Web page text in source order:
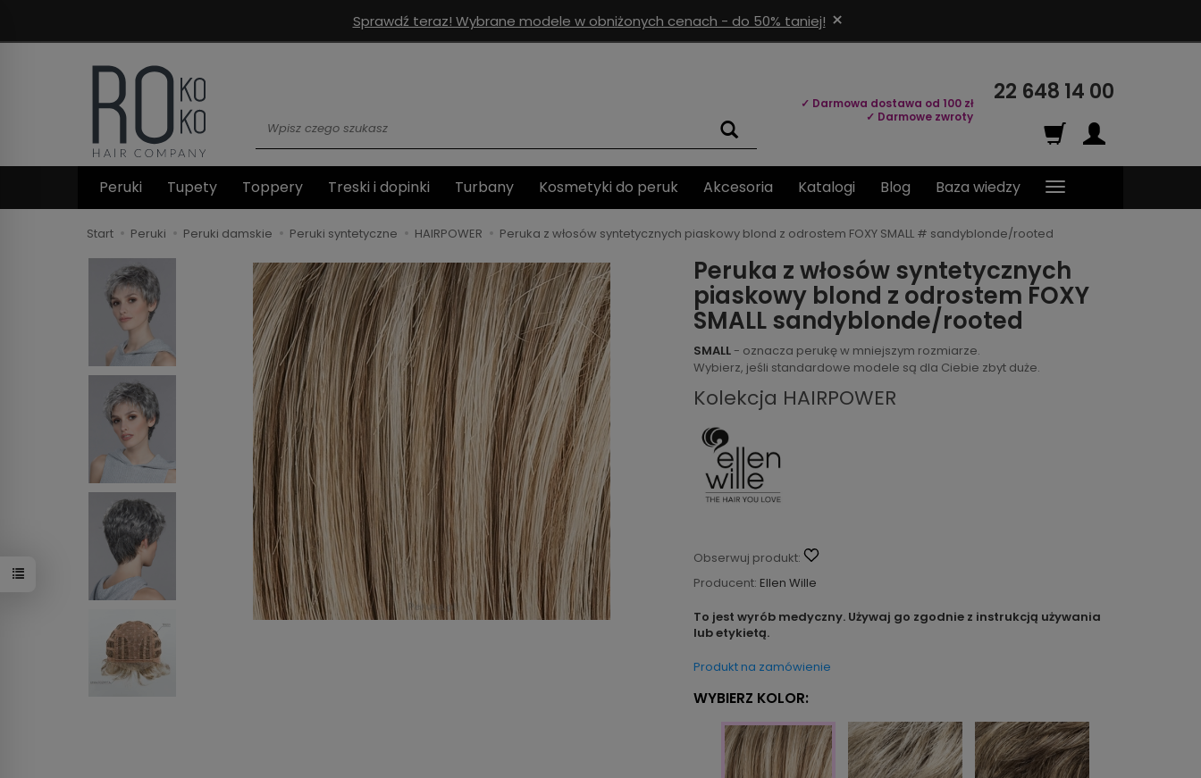
Sprawdź teraz! Wybrane modele w obniżonych cenach - do 50% taniej! ×
✓ Darmowa dostawa od 100 zł
✓ Darmowe zwroty
22 648 14 00
Peruki Tupety Toppery Treski i dopinki Turbany Kosmetyki do peruk Akcesoria Katalogi Blog Baza wiedzy
Start Peruki Peruki damskie Peruki syntetyczne HAIRPOWER Peruka z włosów syntetycznych piaskowy blond z odrostem FOXY SMALL # sandyblonde/rooted
Peruka z włosów syntetycznych
piaskowy blond z odrostem FOXY
SMALL sandyblonde/rooted
SMALL - oznacza perukę w mniejszym rozmiarze.
Wybierz, jeśli standardowe modele są dla Ciebie zbyt duże.
Kolekcja HAIRPOWER
Obserwuj produkt:
Producent: Ellen Wille
To jest wyrób medyczny. Używaj go zgodnie z instrukcją używania
lub etykietą.
Produkt na zamówienie
WYBIERZ KOLOR: